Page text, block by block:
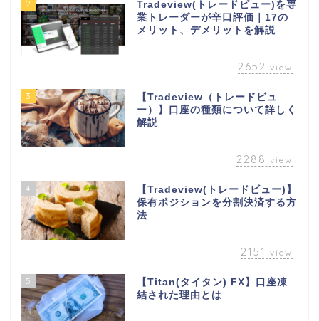
2
Tradeview(トレードビュー)を専
業トレーダーが辛口評価｜17の
メリット、デメリットを解説
2652 view
3
【Tradeview（トレードビュ
ー）】口座の種類について詳しく
解説
2288 view
4
【Tradeview(トレードビュー)】
保有ポジションを分割決済する方
法
2151 view
5
【Titan(タイタン) FX】口座凍
結された理由とは